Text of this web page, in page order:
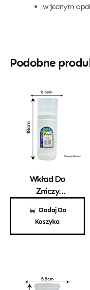
w jednym
Podobne
Dodaj Do
Koszyka
Wkład Do
Zniczy
Promyk 5
4,50 zł